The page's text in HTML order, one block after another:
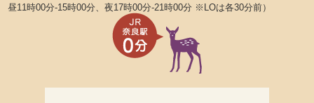
昼11時00分-15時00分、夜17時00分-21時00分 ※LOは各30分前）